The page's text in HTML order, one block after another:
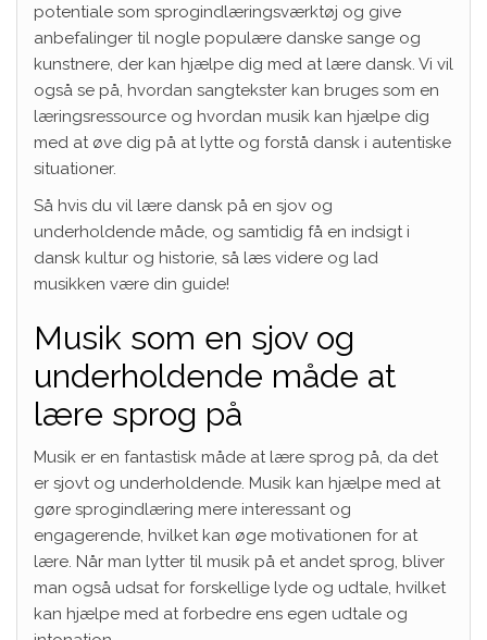
potentiale som sprogindlæringsværktøj og give
anbefalinger til nogle populære danske sange og
kunstnere, der kan hjælpe dig med at lære dansk. Vi vil
også se på, hvordan sangtekster kan bruges som en
læringsressource og hvordan musik kan hjælpe dig
med at øve dig på at lytte og forstå dansk i autentiske
situationer.
Så hvis du vil lære dansk på en sjov og
underholdende måde, og samtidig få en indsigt i
dansk kultur og historie, så læs videre og lad
musikken være din guide!
Musik som en sjov og
underholdende måde at
lære sprog på
Musik er en fantastisk måde at lære sprog på, da det
er sjovt og underholdende. Musik kan hjælpe med at
gøre sprogindlæring mere interessant og
engagerende, hvilket kan øge motivationen for at
lære. Når man lytter til musik på et andet sprog, bliver
man også udsat for forskellige lyde og udtale, hvilket
kan hjælpe med at forbedre ens egen udtale og